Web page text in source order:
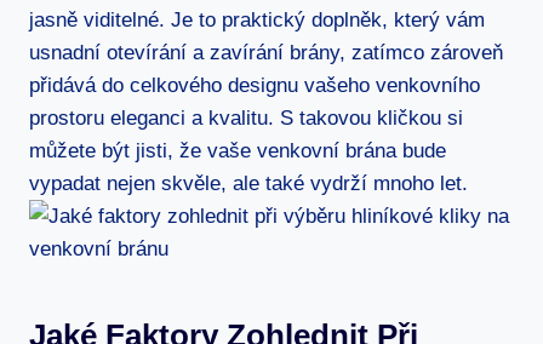
jasně ⁣viditelné. Je to praktický doplněk, který vám
usnadní otevírání ‌a zavírání brány,⁢ zatímco zároveň
přidává do⁤ celkového designu vašeho venkovního
prostoru eleganci a kvalitu. S takovou‌ kličkou si
můžete být jisti, že vaše venkovní brána bude
vypadat nejen skvěle, ale také vydrží⁢ mnoho let.
Jaké Faktory Zohlednit Při